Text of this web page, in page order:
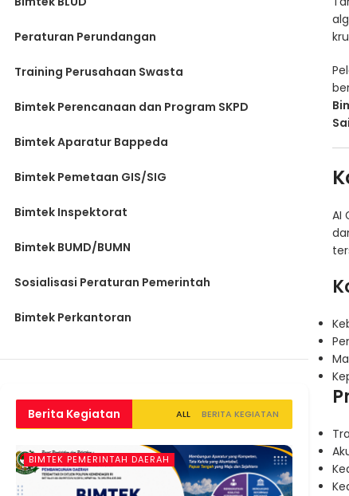
Peraturan Perundangan
Training Perusahaan Swasta
Bimtek Perencanaan dan Program SKPD
Bimtek Aparatur Bappeda
Bimtek Pemetaan GIS/SIG
Bimtek Inspektorat
Bimtek BUMD/BUMN
Sosialisasi Peraturan Pemerintah
Bimtek Perkantoran
Berita Kegiatan ALL BERITA KEGIATAN
BIMTEK PEMERINTAH DAERAH
AI